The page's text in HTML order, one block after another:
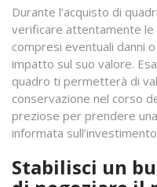
Durante l’acquisto di
verificare attentamente le
compresi eventuali danni
impatto sul suo valore.
quadro ti permetterà di
conservazione nel corso
preziose per prendere
informata
Stabilisci un